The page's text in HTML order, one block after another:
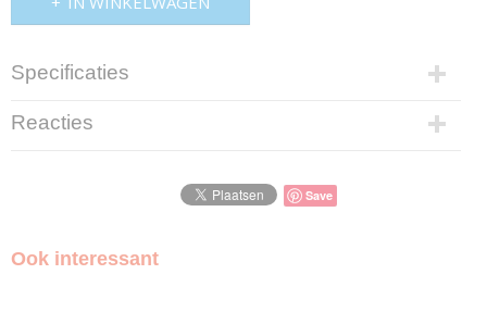
Specificaties
Productcode
cmobg5001ms
Reacties
Save
Ook interessant